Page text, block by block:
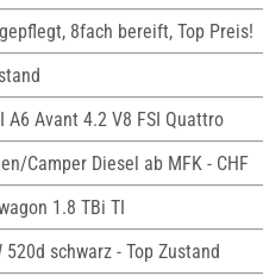
8fach bereift, Top Preis!
A6 Avant 4.2 V8 FSI Quattro
Camper Diesel ab MFK - CHF
1.8 TBi TI
520d schwarz - Top Zustand